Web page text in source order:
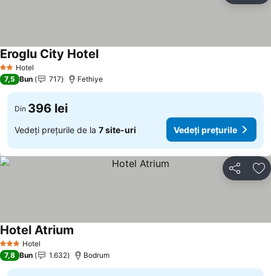
2 SteleHotel
Eroglu City Hotel
7,5 Bun 717 Fethiye
Din 396 lei
Vedeți prețurile de la 7 site-uri Vedeți prețurile
Distribuiți
3 SteleHotel
Hotel Atrium
7,8 Bun 1.632 Bodrum